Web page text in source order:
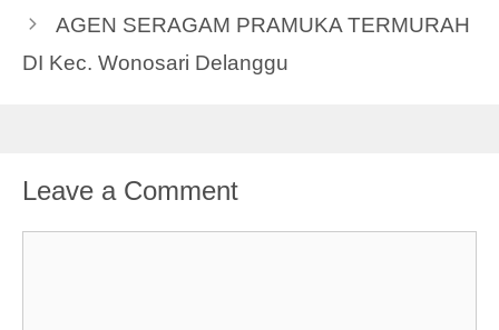
AGEN SERAGAM PRAMUKA TERMURAH
DI Kec. Wonosari Delanggu
Leave a Comment